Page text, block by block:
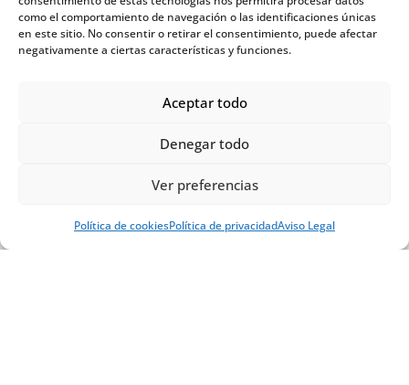
como el comportamiento de navegación o las identificaciones únicas
en este sitio. No consentir o retirar el consentimiento, puede afectar
negativamente a ciertas características y funciones.
Aceptar todo
Denegar todo
Ver preferencias
Política de cookiesPolítica de privacidadAviso Legal
V
e
o